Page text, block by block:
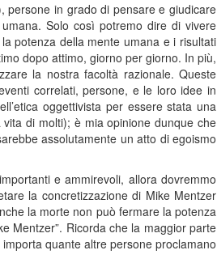
persone in grado di pensare e giudicare
Solo così potremo dire di vivere
potenza della mente umana e i risultati
dopo attimo, giorno per giorno. In più,
la nostra facoltà razionale. Queste
correlati, persone, e le loro idee in
oggettivista per essere stata una
di molti); è mia opinione dunque che
assolutamente un atto di egoismo
e ammirevoli, allora dovremmo
la concretizzazione di Mike Mentzer
la morte non può fermare la potenza
Mentzer”. Ricorda che la maggior parte
quante altre persone proclamano